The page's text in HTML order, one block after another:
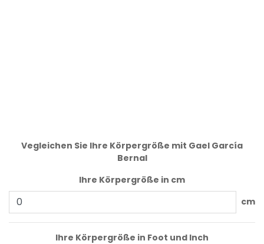
Vegleichen Sie Ihre Körpergröße mit Gael García
Bernal
Ihre Körpergröße in cm
cm
Ihre Körpergröße in Foot und Inch